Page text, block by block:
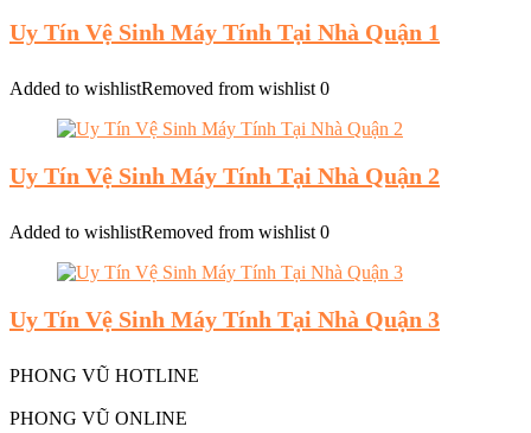
Uy Tín Vệ Sinh Máy Tính Tại Nhà Quận 1
Added to wishlistRemoved from wishlist 0
Uy Tín Vệ Sinh Máy Tính Tại Nhà Quận 2
Added to wishlistRemoved from wishlist 0
Uy Tín Vệ Sinh Máy Tính Tại Nhà Quận 3
PHONG VŨ HOTLINE
PHONG VŨ ONLINE